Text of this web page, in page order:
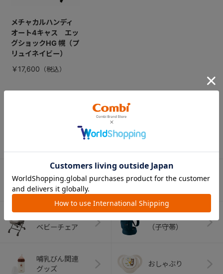
メチャカルハンディ
オート4キャス エッ
グショックHG 幌（プ
リュイネイビー）
￥17,600
CATEGORY
カテゴリー
ベビーカー チャイルドシート
ベビーチェア
（子守帯）
哺乳びん関連
グッズ
おしゃぶり